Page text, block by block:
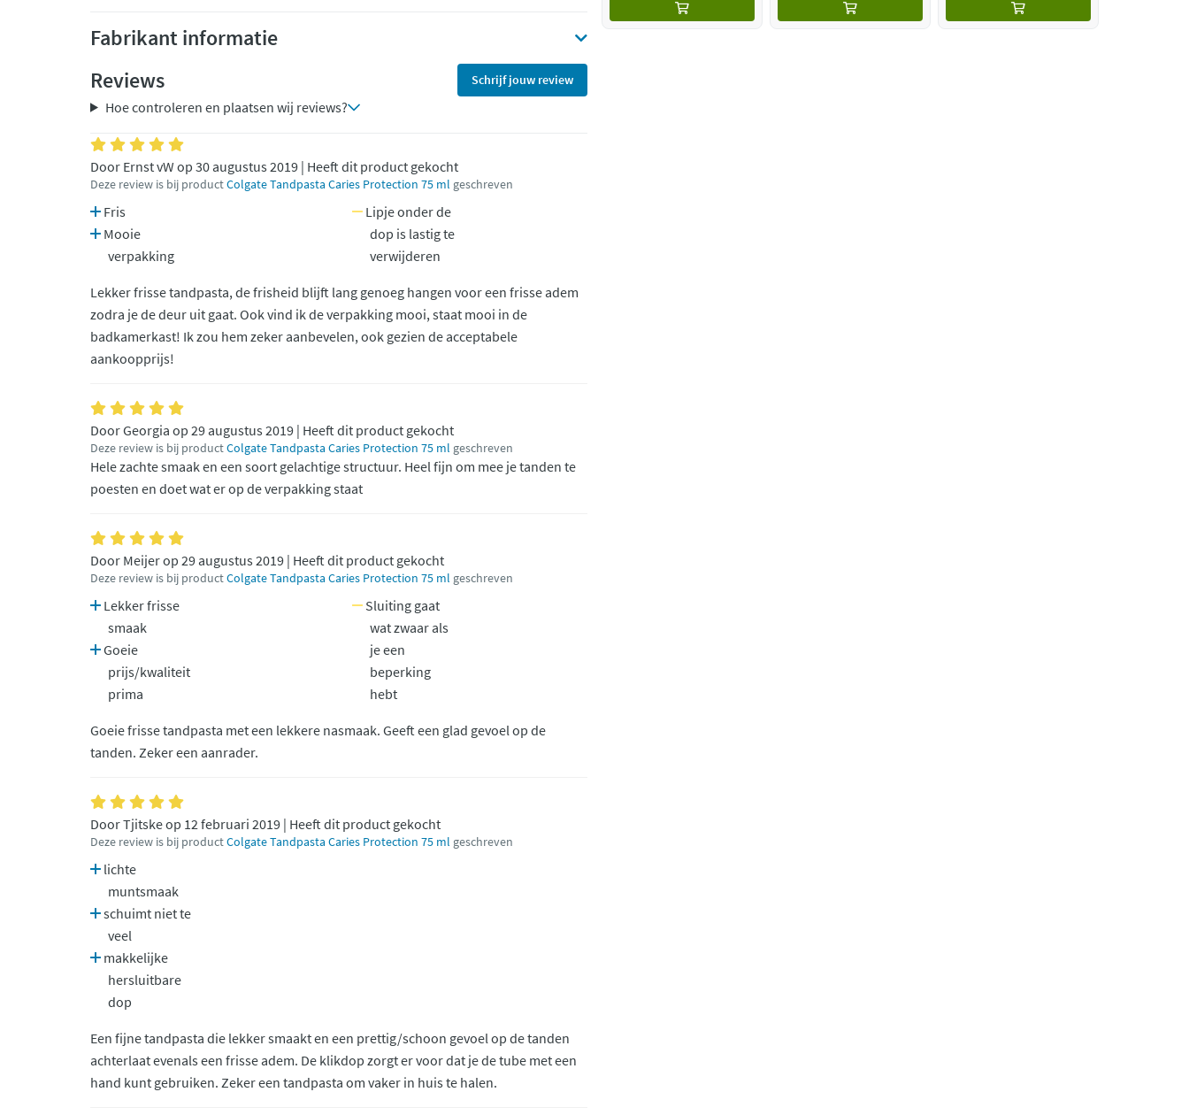
Fabrikant informatie
Reviews
Schrijf jouw review
Hoe controleren en plaatsen wij reviews?
Door Ernst vW op 30 augustus 2019 | Heeft dit product gekocht
Deze review is bij productColgate Tandpasta Caries Protection 75 ml geschreven
Fris
Mooie
verpakking
Lipje onder de
dop is lastig te
verwijderen
Lekker frisse tandpasta, de frisheid blijft lang genoeg hangen voor een frisse adem
zodra je de deur uit gaat. Ook vind ik de verpakking mooi, staat mooi in de
badkamerkast! Ik zou hem zeker aanbevelen, ook gezien de acceptabele
aankoopprijs!
Door Georgia op 29 augustus 2019 | Heeft dit product gekocht
Deze review is bij productColgate Tandpasta Caries Protection 75 ml geschreven
Hele zachte smaak en een soort gelachtige structuur. Heel fijn om mee je tanden te
poesten en doet wat er op de verpakking staat
Door Meijer op 29 augustus 2019 | Heeft dit product gekocht
Deze review is bij productColgate Tandpasta Caries Protection 75 ml geschreven
Lekker frisse
smaak
Goeie
prijs/kwaliteit
prima
Sluiting gaat
wat zwaar als
je een
beperking
hebt
Goeie frisse tandpasta met een lekkere nasmaak. Geeft een glad gevoel op de
tanden. Zeker een aanrader.
Door Tjitske op 12 februari 2019 | Heeft dit product gekocht
Deze review is bij productColgate Tandpasta Caries Protection 75 ml geschreven
lichte
muntsmaak
schuimt niet te
veel
makkelijke
hersluitbare
dop
Een fijne tandpasta die lekker smaakt en een prettig/schoon gevoel op de tanden
achterlaat evenals een frisse adem. De klikdop zorgt er voor dat je de tube met een
hand kunt gebruiken. Zeker een tandpasta om vaker in huis te halen.